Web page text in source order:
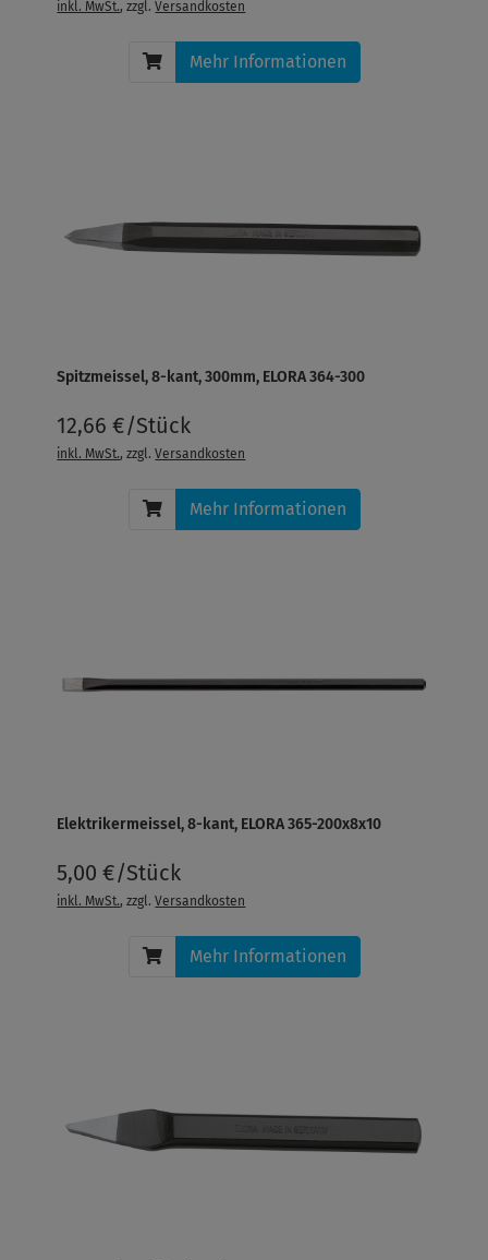
inkl. MwSt., zzgl.Versandkosten
Mehr Informationen
Spitzmeissel, 8-kant, 300mm, ELORA 364-300
12,66 €/Stück
inkl. MwSt., zzgl.Versandkosten
Mehr Informationen
Elektrikermeissel, 8-kant, ELORA 365-200x8x10
5,00 €/Stück
inkl. MwSt., zzgl.Versandkosten
Mehr Informationen